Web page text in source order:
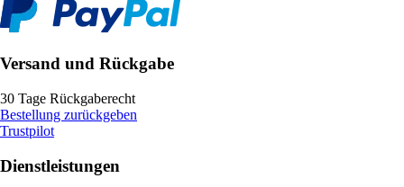
Versand und Rückgabe
30 Tage Rückgaberecht
Bestellung zurückgeben
Trustpilot
Dienstleistungen